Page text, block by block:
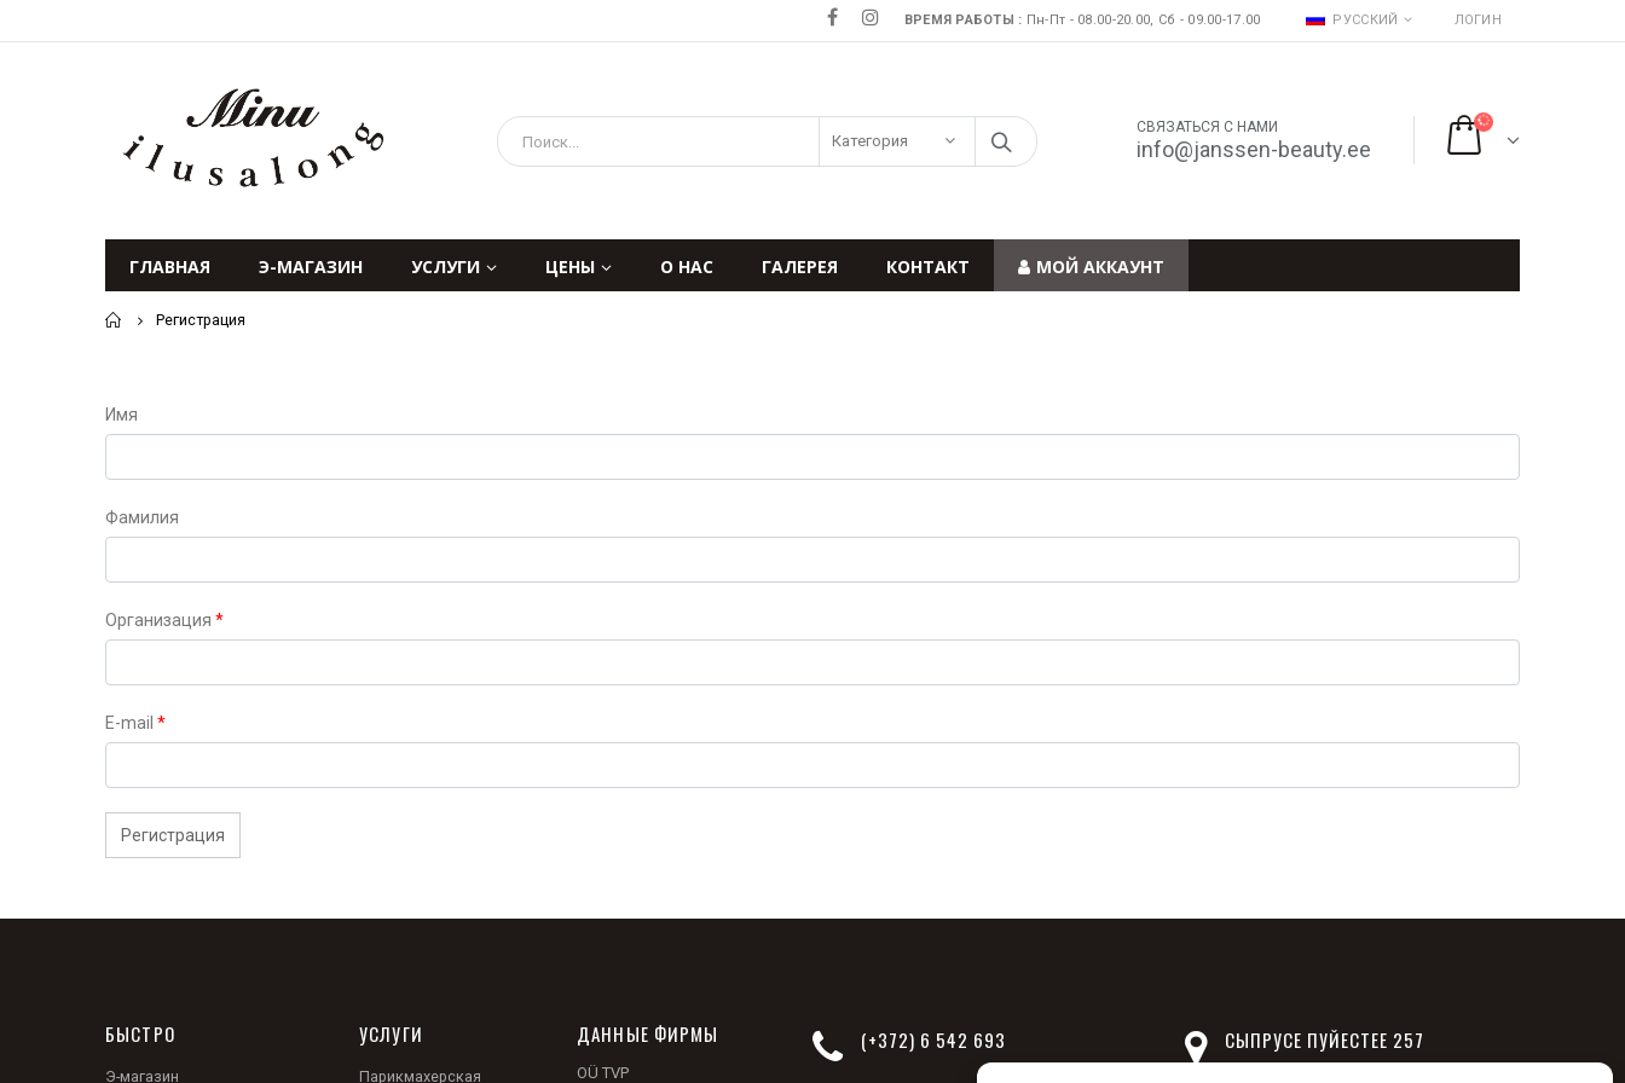
ВРЕМЯ РАБОТЫ : Пн-Пт - 08.00-20.00, Сб - 09.00-17.00 РУССКИЙ ЛОГИН
Категория
СВЯЗАТЬСЯ С НАМИ
info@janssen-beauty.ee
ГЛАВНАЯ Э-МАГАЗИН УСЛУГИ ЦЕНЫ О НАС ГАЛЕРЕЯ КОНТАКТ МОЙ АККАУНТ
Home
Регистрация
Имя
Фамилия
Организация *
E-mail *
Регистрация
БЫСТРО
Э-магазин
УСЛУГИ
Парикмахерская
ДАННЫЕ ФИРМЫ
OÜ TVP
(+372) 6 542 693 СЫПРУСЕ ПУЙЕСТЕЕ 257